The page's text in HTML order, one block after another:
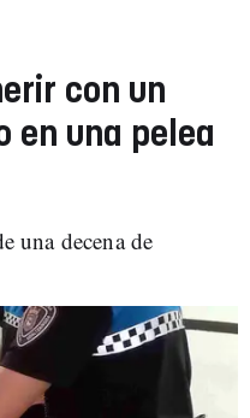
con un
en una pelea
una decena de